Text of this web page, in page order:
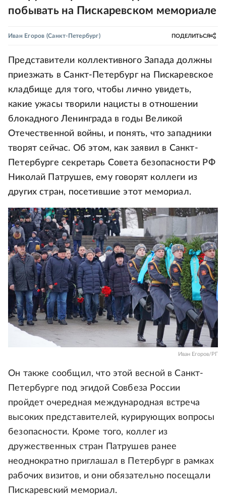
побывать на Пискаревском мемориале
Иван Егоров (Санкт-Петербург) ПОДЕЛИТЬСЯ
Представители коллективного Запада должны
приезжать в Санкт-Петербург на Пискаревское
кладбище для того, чтобы лично увидеть,
какие ужасы творили нацисты в отношении
блокадного Ленинграда в годы Великой
Отечественной войны, и понять, что западники
творят сейчас. Об этом, как заявил в Санкт-
Петербурге секретарь Совета безопасности РФ
Николай Патрушев, ему говорят коллеги из
других стран, посетившие этот мемориал.
Иван Егоров/РГ
Он также сообщил, что этой весной в Санкт-
Петербурге под эгидой Совбеза России
пройдет очередная международная встреча
высоких представителей, курирующих вопросы
безопасности. Кроме того, коллег из
дружественных стран Патрушев ранее
неоднократно приглашал в Петербург в рамках
рабочих визитов, и они обязательно посещали
Пискаревский мемориал.